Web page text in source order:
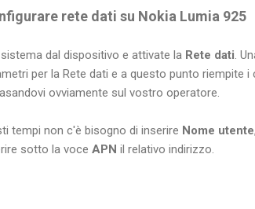
rete dati su Nokia Lumia 925
dal dispositivo e attivate la Rete dati .
per la Rete dati e a questo punto riempite
ovviamente sul vostro operatore.
tempi non c'è bisogno di inserire Nome utente,
sotto la voce APN il relativo indirizzo.